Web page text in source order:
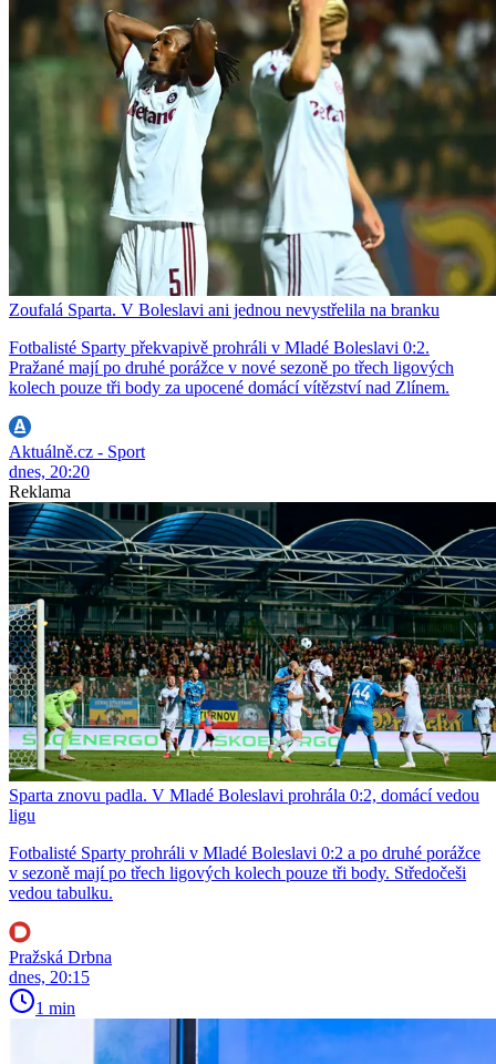
Zoufalá Sparta. V Boleslavi ani jednou nevystřelila na branku
Fotbalisté Sparty překvapivě prohráli v Mladé Boleslavi 0:2.
Pražané mají po druhé porážce v nové sezoně po třech ligových
kolech pouze tři body za upocené domácí vítězství nad Zlínem.
Aktuálně.cz - Sport
dnes, 20:20
Reklama
Sparta znovu padla. V Mladé Boleslavi prohrála 0:2, domácí vedou
ligu
Fotbalisté Sparty prohráli v Mladé Boleslavi 0:2 a po druhé porážce
v sezoně mají po třech ligových kolech pouze tři body. Středočeši
vedou tabulku.
Pražská Drbna
dnes, 20:15
1 min